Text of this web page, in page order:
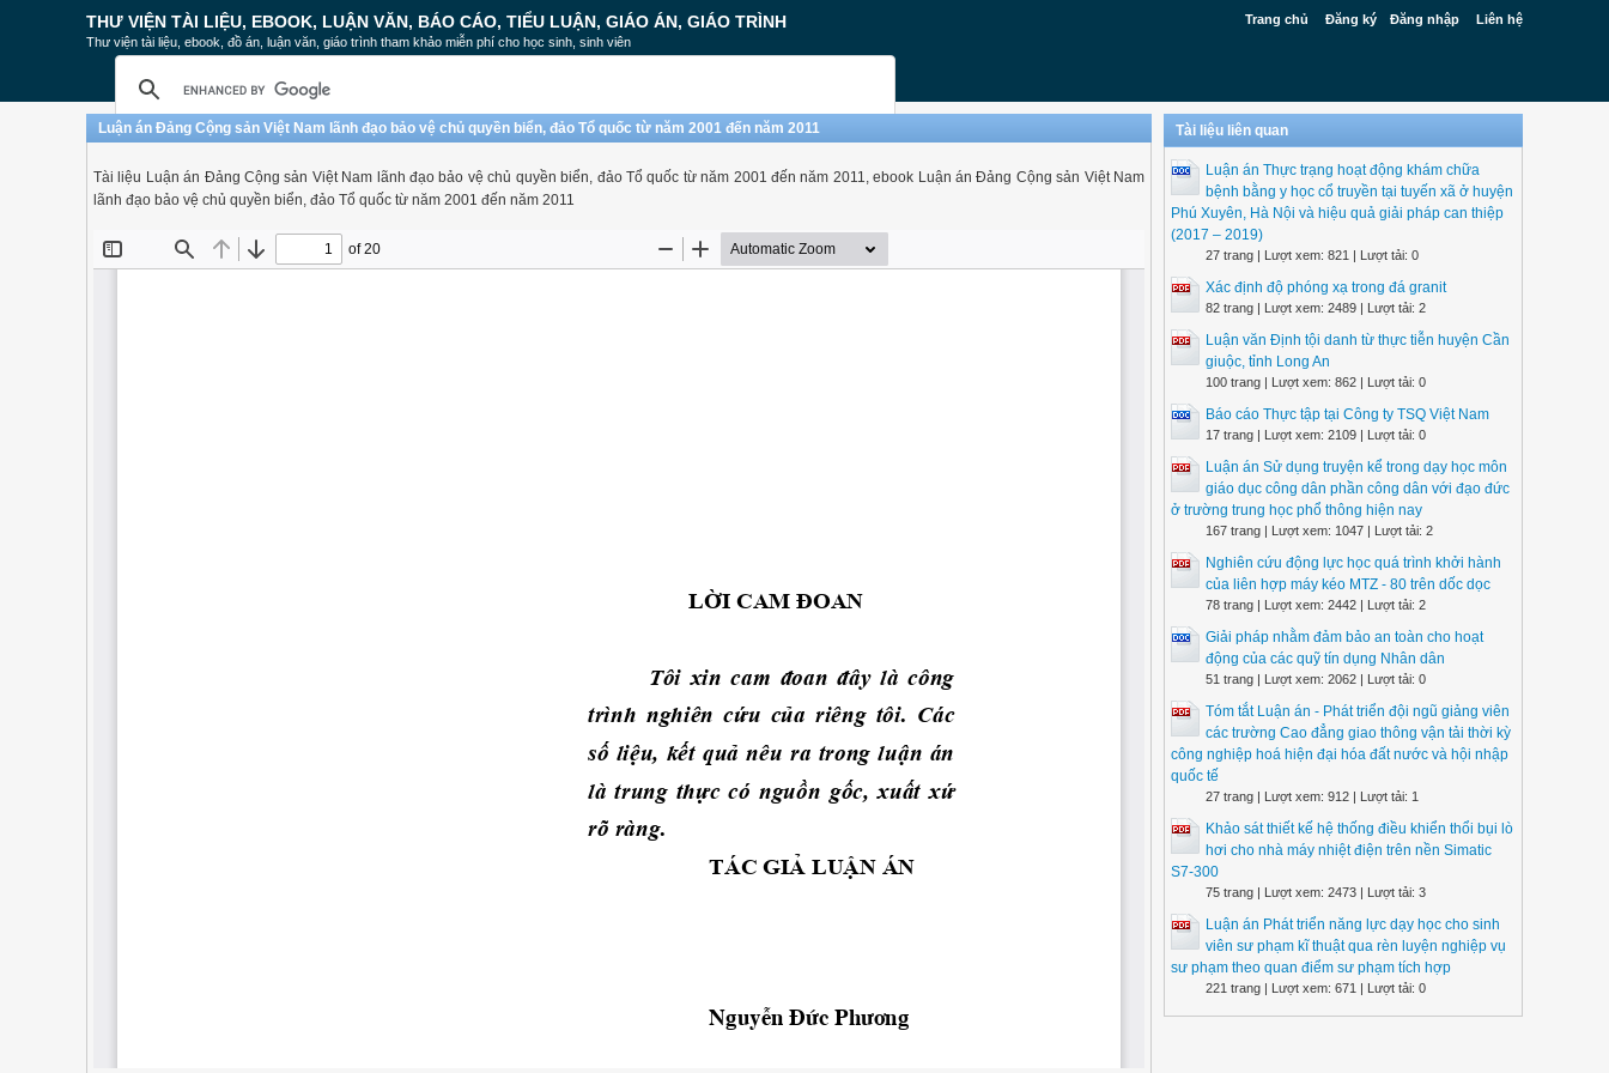
Trang chủ Đăng ký Đăng nhập Liên hệ
THƯ VIỆN TÀI LIỆU, EBOOK, LUẬN VĂN, BÁO CÁO, TIỂU LUẬN, GIÁO ÁN, GIÁO TRÌNH
Thư viện tài liệu, ebook, đồ án, luận văn, giáo trình tham khảo miễn phí cho học sinh, sinh viên
Luận án Đảng Cộng sản Việt Nam lãnh đạo bảo vệ chủ quyền biển, đảo Tổ quốc từ năm 2001 đến năm 2011
Tài liệu Luận án Đảng Cộng sản Việt Nam lãnh đạo bảo vệ chủ quyền biển, đảo Tổ quốc từ năm 2001 đến năm 2011, ebook Luận án Đảng Cộng sản Việt Nam
lãnh đạo bảo vệ chủ quyền biển, đảo Tổ quốc từ năm 2001 đến năm 2011
Tài liệu liên quan
Luận án Thực trạng hoạt động khám chữa
bệnh bằng y học cổ truyền tại tuyến xã ở huyện
Phú Xuyên, Hà Nội và hiệu quả giải pháp can thiệp
(2017 – 2019)
27 trang | Lượt xem: 821 | Lượt tải: 0
Xác định độ phóng xạ trong đá granit
82 trang | Lượt xem: 2489 | Lượt tải: 2
Luận văn Định tội danh từ thực tiễn huyện Cần
giuộc, tỉnh Long An
100 trang | Lượt xem: 862 | Lượt tải: 0
Báo cáo Thực tập tại Công ty TSQ Việt Nam
17 trang | Lượt xem: 2109 | Lượt tải: 0
Luận án Sử dụng truyện kể trong dạy học môn
giáo dục công dân phần công dân với đạo đức
ở trường trung học phổ thông hiện nay
167 trang | Lượt xem: 1047 | Lượt tải: 2
Nghiên cứu động lực học quá trình khởi hành
của liên hợp máy kéo MTZ - 80 trên dốc dọc
78 trang | Lượt xem: 2442 | Lượt tải: 2
Giải pháp nhằm đảm bảo an toàn cho hoạt
động của các quỹ tín dụng Nhân dân
51 trang | Lượt xem: 2062 | Lượt tải: 0
Tóm tắt Luận án - Phát triển đội ngũ giảng viên
các trường Cao đẳng giao thông vận tải thời kỳ
công nghiệp hoá hiện đại hóa đất nước và hội nhập
quốc tế
27 trang | Lượt xem: 912 | Lượt tải: 1
Khảo sát thiết kế hệ thống điều khiển thổi bụi lò
hơi cho nhà máy nhiệt điện trên nền Simatic
S7-300
75 trang | Lượt xem: 2473 | Lượt tải: 3
Luận án Phát triển năng lực dạy học cho sinh
viên sư phạm kĩ thuật qua rèn luyện nghiệp vụ
sư phạm theo quan điểm sư phạm tích hợp
221 trang | Lượt xem: 671 | Lượt tải: 0